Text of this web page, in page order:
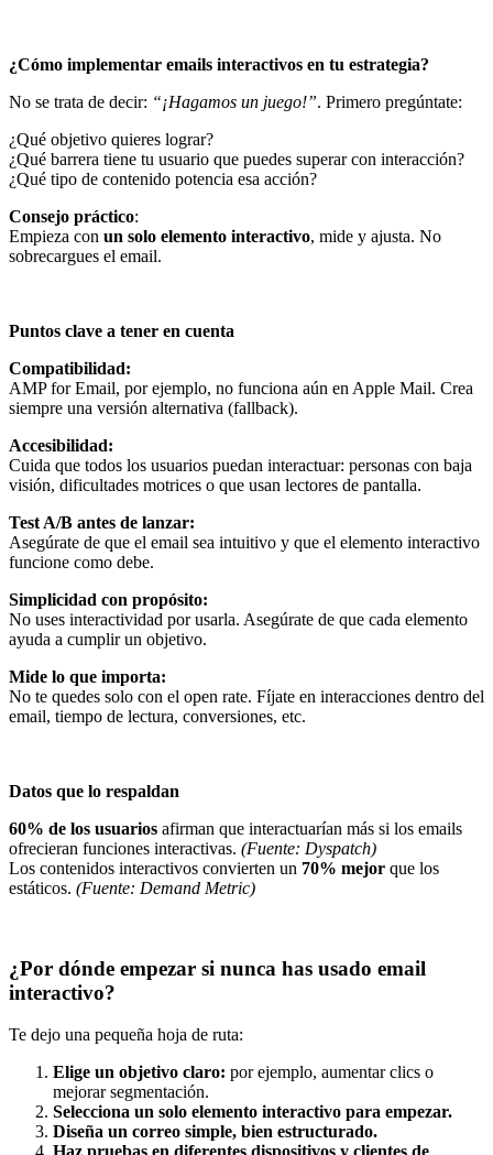
¿Cómo implementar emails interactivos en tu estrategia?
No se trata de decir: “¡Hagamos un juego!”. Primero pregúntate:
¿Qué objetivo quieres lograr?
¿Qué barrera tiene tu usuario que puedes superar con interacción?
¿Qué tipo de contenido potencia esa acción?
Consejo práctico:
Empieza con un solo elemento interactivo, mide y ajusta. No
sobrecargues el email.
Puntos clave a tener en cuenta
Compatibilidad:
AMP for Email, por ejemplo, no funciona aún en Apple Mail. Crea
siempre una versión alternativa (fallback).
Accesibilidad:
Cuida que todos los usuarios puedan interactuar: personas con baja
visión, dificultades motrices o que usan lectores de pantalla.
Test A/B antes de lanzar:
Asegúrate de que el email sea intuitivo y que el elemento interactivo
funcione como debe.
Simplicidad con propósito:
No uses interactividad por usarla. Asegúrate de que cada elemento
ayuda a cumplir un objetivo.
Mide lo que importa:
No te quedes solo con el open rate. Fíjate en interacciones dentro del
email, tiempo de lectura, conversiones, etc.
Datos que lo respaldan
60% de los usuarios afirman que interactuarían más si los emails
ofrecieran funciones interactivas. (Fuente: Dyspatch)
Los contenidos interactivos convierten un 70% mejor que los
estáticos. (Fuente: Demand Metric)
¿Por dónde empezar si nunca has usado email
interactivo?
Te dejo una pequeña hoja de ruta:
Elige un objetivo claro: por ejemplo, aumentar clics o
mejorar segmentación.
Selecciona un solo elemento interactivo para empezar.
Diseña un correo simple, bien estructurado.